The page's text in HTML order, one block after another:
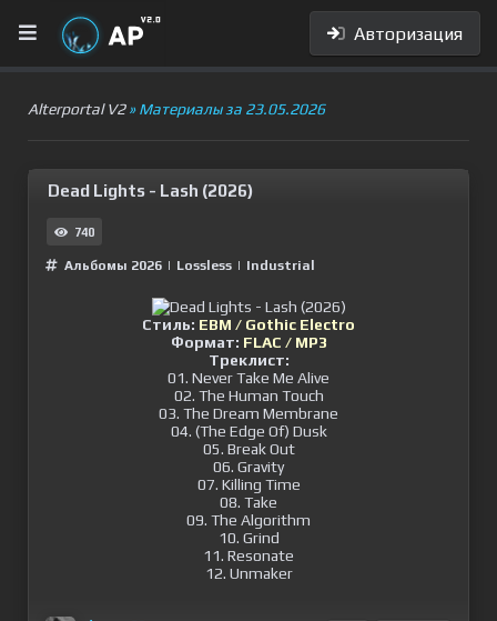
Авторизация
Alterportal V2» Материалы за 23.05.2026
Dead Lights - Lash (2026)
740
Альбомы 2026 | Lossless | Industrial
Стиль: EBM / Gothic Electro
Формат: FLAC / MP3
Треклист:
01. Never Take Me Alive
02. The Human Touch
03. The Dream Membrane
04. (The Edge Of) Dusk
05. Break Out
06. Gravity
07. Killing Time
08. Take
09. The Algorithm
10. Grind
11. Resonate
12. Unmaker